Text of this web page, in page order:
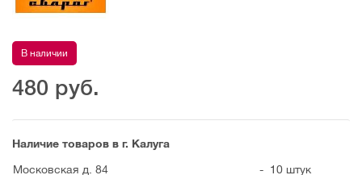
В наличии
480 руб.
Наличие товаров в г. Калуга
Московская д. 84
- 10 штук